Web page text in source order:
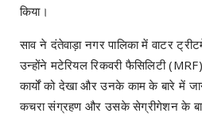
किया।
साव ने दंतेवाड़ा नगर पालिका में वाटर
उन्होंने मटेरियल रिकवरी फैसिलिटी
कार्यों को देखा और उनके काम के बारे में
कचरा संग्रहण और उसके सेग्रीगेशन के